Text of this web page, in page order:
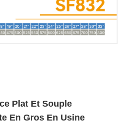
Plat Et Souple
En Gros En Usine